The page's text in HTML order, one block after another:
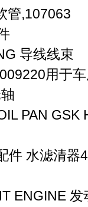
管,107063
导线线束
用于
PAN
件 水滤清器
ENGINE 发